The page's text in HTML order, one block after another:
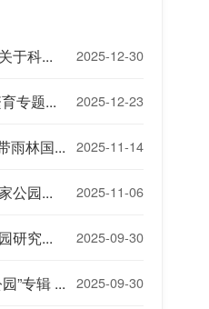
海南国家公园研究院关于科研严重失信行为记录名单的通告 2025-12-30
2025年长臂猿人工繁育专题研讨会的通知 2025-12-23
2025年“雨林与您”热带雨林国家公园国际研讨会的通知（第一轮） 2025-11-14
关于规范使用海南国家公园研究院中英文名称的公告 2025-11-06
关于公示海南国家公园研究院《2025年世界自然保护大会相关项目》合作伙伴招募情况的通知 2025-09-30
“海南热带雨林国家公园”专辑 征稿启事 2025-09-30